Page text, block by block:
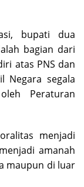
bupati dua
bagian dari
atas PNS dan
Negara segala
Peraturan
menjadi
amanah
maupun di luar